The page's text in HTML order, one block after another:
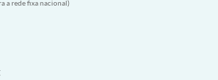
a rede fixa nacional)